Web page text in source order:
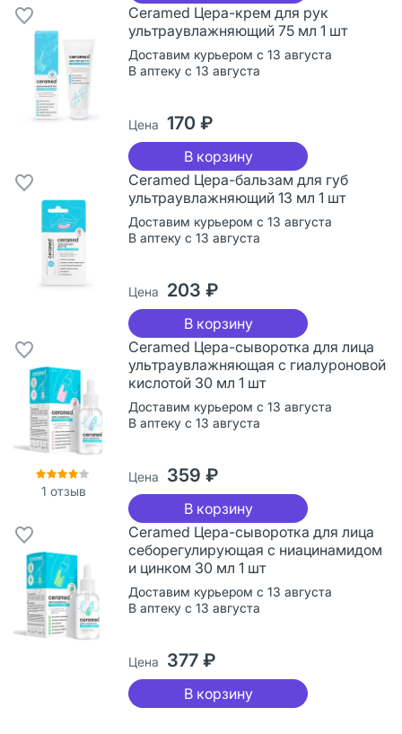
Ceramed Цера-крем для рук
ультраувлажняющий 75 мл 1 шт
Доставим курьером с 13 августа
В аптеку с 13 августа
Цена 170 ₽
В корзину
Ceramed Цера-бальзам для губ
ультраувлажняющий 13 мл 1 шт
Доставим курьером с 13 августа
В аптеку с 13 августа
Цена 203 ₽
В корзину
1 отзыв
Ceramed Цера-сыворотка для лица
ультраувлажняющая с гиалуроновой
кислотой 30 мл 1 шт
Доставим курьером с 13 августа
В аптеку с 13 августа
Цена 359 ₽
В корзину
Ceramed Цера-сыворотка для лица
себорегулирующая с ниацинамидом
и цинком 30 мл 1 шт
Доставим курьером с 13 августа
В аптеку с 13 августа
Цена 377 ₽
В корзину